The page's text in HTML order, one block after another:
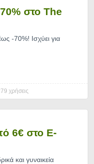
στο The
-70%! Ισχύει για
χρήσεις
6€ στο E-
και γυναικεία